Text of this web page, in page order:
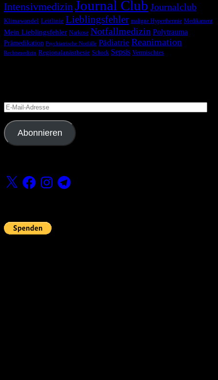
IntensivmedizinJournal Club Journalclub
Klimawandel Leitlinie Lieblingsfehler maligne Hyperthermie Medikament
Mein Lieblingsfehler Narkose Notfallmedizin Polytrauma
Prämedikation Psychiatrische Notfälle Pädiatrie Reanimation
Rechtsmedizin Regionalanästhesie Schock Sepsis Vermischtes
E-
Mail-
Adresse
Abonnieren
X FacebookInstagramTelegram